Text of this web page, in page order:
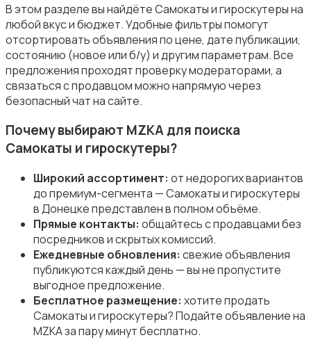
Охота и рыбалка
Туризм и отдых на природе
Теннис, бадминтон, дартс
В этом разделе вы найдёте Самокаты и гироскутеры на
любой вкус и бюджет. Удобные фильтры помогут
отсортировать объявления по цене, дате публикации,
состоянию (новое или б/у) и другим параметрам. Все
предложения проходят проверку модераторами, а
связаться с продавцом можно напрямую через
безопасный чат на сайте.
Почему выбирают MZKA для поиска
Самокаты и гироскутеры?
Широкий ассортимент: от недорогих вариантов
до премиум-сегмента — Самокаты и гироскутеры
в Донецке представлен в полном объёме.
Прямые контакты: общайтесь с продавцами без
посредников и скрытых комиссий.
Ежедневные обновления: свежие объявления
публикуются каждый день — вы не пропустите
выгодное предложение.
Бесплатное размещение: хотите продать
Самокаты и гироскутеры? Подайте объявление на
MZKA за пару минут бесплатно.